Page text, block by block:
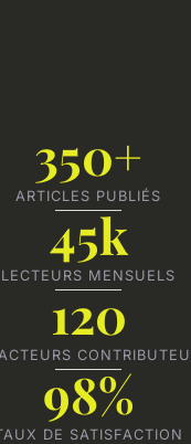
350+
ARTICLES PUBLIÉS
45k
LECTEURS MENSUELS
120
98%
DE SATISFACTION